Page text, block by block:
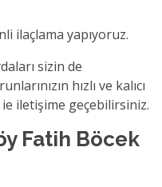
ilaçlama yapıyoruz.
sizin de
hızlı ve kalıcı
iletişime geçebilirsiniz.
Fatih Böcek